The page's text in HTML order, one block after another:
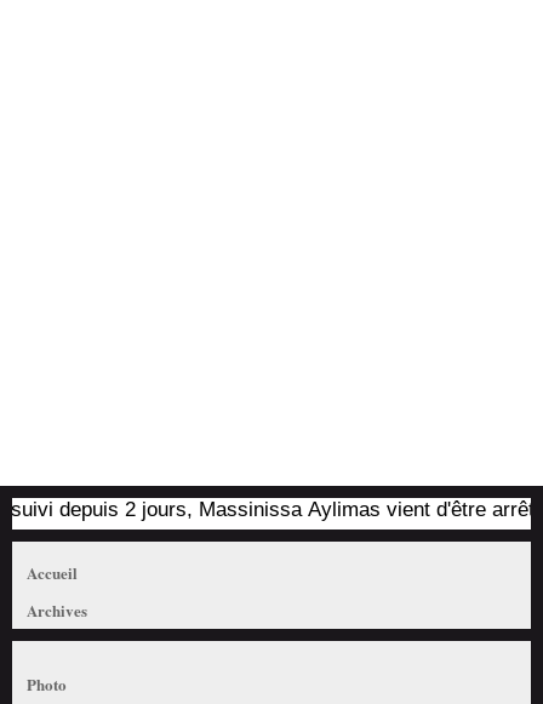
depuis 2 jours, Massinissa Aylimas vient d'être arrêté
Accueil
Archives
Photo